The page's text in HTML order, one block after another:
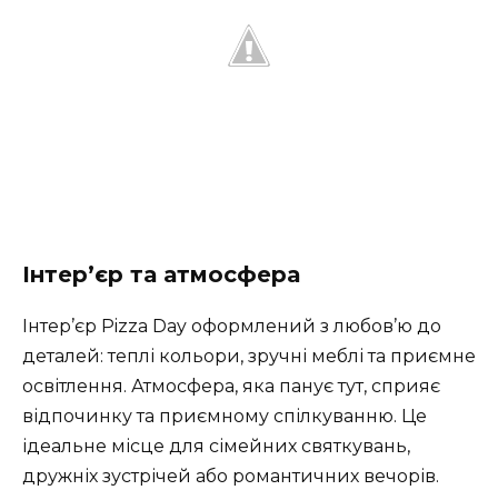
Інтер’єр та атмосфера
Інтер’єр Pizza Day оформлений з любов’ю до
деталей: теплі кольори, зручні меблі та приємне
освітлення. Атмосфера, яка панує тут, сприяє
відпочинку та приємному спілкуванню. Це
ідеальне місце для сімейних святкувань,
дружніх зустрічей або романтичних вечорів.